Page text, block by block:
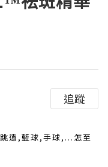
追蹤
遠,藍球,手球,...怎至